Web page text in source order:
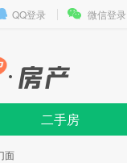
QQ登录 微信登录
二手房
面